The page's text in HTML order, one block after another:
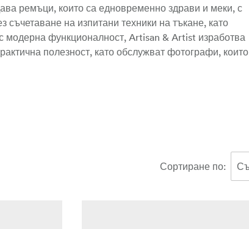
ремъци, които са едновременно здрави и меки, с
на изпитани техники на тъкане, като
модерна функционалност, Artisan & Artist изработва
полезност, като обслужват фотографи, които
Сортиране по: